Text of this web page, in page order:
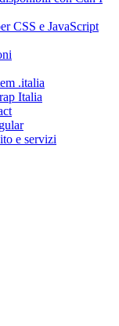
CSS e JavaScript
.italia
Italia
e servizi